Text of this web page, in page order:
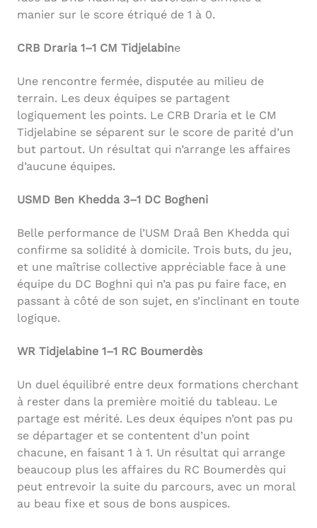
manier sur le score étriqué de 1 à 0.
CRB Draria 1–1 CM Tidjelabine
Une rencontre fermée, disputée au milieu de
terrain. Les deux équipes se partagent
logiquement les points. Le CRB Draria et le CM
Tidjelabine se séparent sur le score de parité d’un
but partout. Un résultat qui n’arrange les affaires
d’aucune équipes.
USMD Ben Khedda 3–1 DC Bogheni
Belle performance de l’USM Draâ Ben Khedda qui
confirme sa solidité à domicile. Trois buts, du jeu,
et une maîtrise collective appréciable face à une
équipe du DC Boghni qui n’a pas pu faire face, en
passant à côté de son sujet, en s’inclinant en toute
logique.
WR Tidjelabine 1–1 RC Boumerdès
Un duel équilibré entre deux formations cherchant
à rester dans la première moitié du tableau. Le
partage est mérité. Les deux équipes n’ont pas pu
se départager et se contentent d’un point
chacune, en faisant 1 à 1. Un résultat qui arrange
beaucoup plus les affaires du RC Boumerdès qui
peut entrevoir la suite du parcours, avec un moral
au beau fixe et sous de bons auspices.